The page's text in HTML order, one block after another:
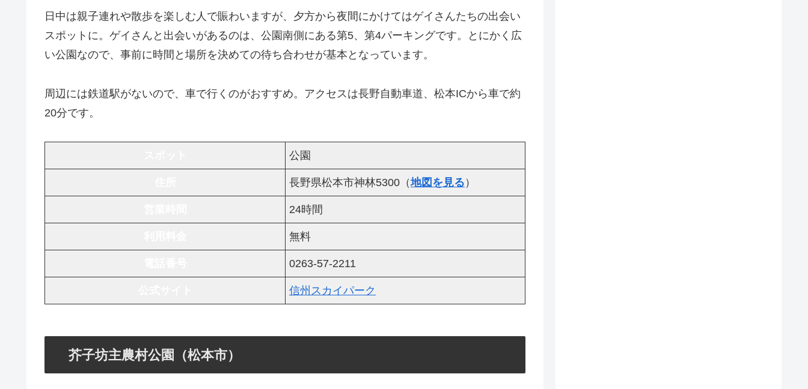
日中は親子連れや散歩を楽しむ人で賑わいますが、夕方から夜間にかけてはゲイさんたちの出会い
スポットに。ゲイさんと出会いがあるのは、公園南側にある第5、第4パーキングです。とにかく広
い公園なので、事前に時間と場所を決めての待ち合わせが基本となっています。
周辺には鉄道駅がないので、車で行くのがおすすめ。アクセスは長野自動車道、松本ICから車で約
20分です。
公園
長野県松本市神林5300（地図を見る ）
24時間
無料
0263-57-2211
信州スカイパーク
芥子坊主農村公園（松本市）